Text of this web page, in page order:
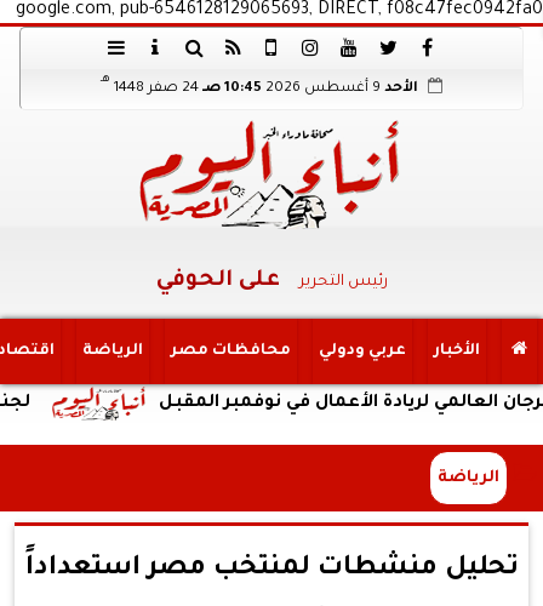
google.com, pub-6546128129065693, DIRECT, f08c47fec0942fa0
الأحد 10:45 صـ 24 صفر 1448
هـ
رئيس التحرير على الحوفي
الأخبار عربي ودولي محافظات مصر الرياضة
لجنة إدارة الأزمات لريادة الأعمال في نوفمبر المقبل
الرياضة
تحليل منشطات لمنتخب مصر استعداداً